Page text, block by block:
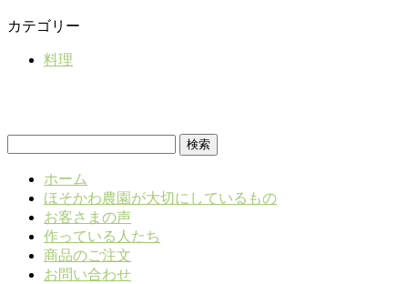
カテゴリー
料理
ホーム
ほそかわ農園が大切にしているもの
お客さまの声
作っている人たち
商品のご注文
お問い合わせ